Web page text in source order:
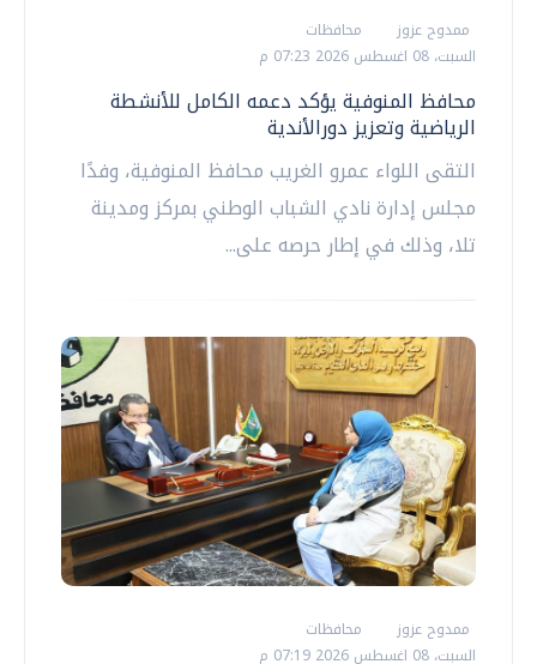
ممدوح عزوز
محافظات
السبت، 08 اغسطس 2026 07:23 م
محافظ المنوفية يؤكد دعمه الكامل للأنشطة
الرياضية وتعزيز دورالأندية
التقى اللواء عمرو الغريب محافظ المنوفية، وفدًا
مجلس إدارة نادي الشباب الوطني بمركز ومدينة
تلا، وذلك في إطار حرصه على...
ممدوح عزوز
محافظات
السبت، 08 اغسطس 2026 07:19 م